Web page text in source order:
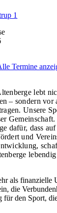
1
Termine
lebt
– sondern
Unsere
Gemeinschaft.
dafür, dass
und
als finanzielle
die
für den Sport,